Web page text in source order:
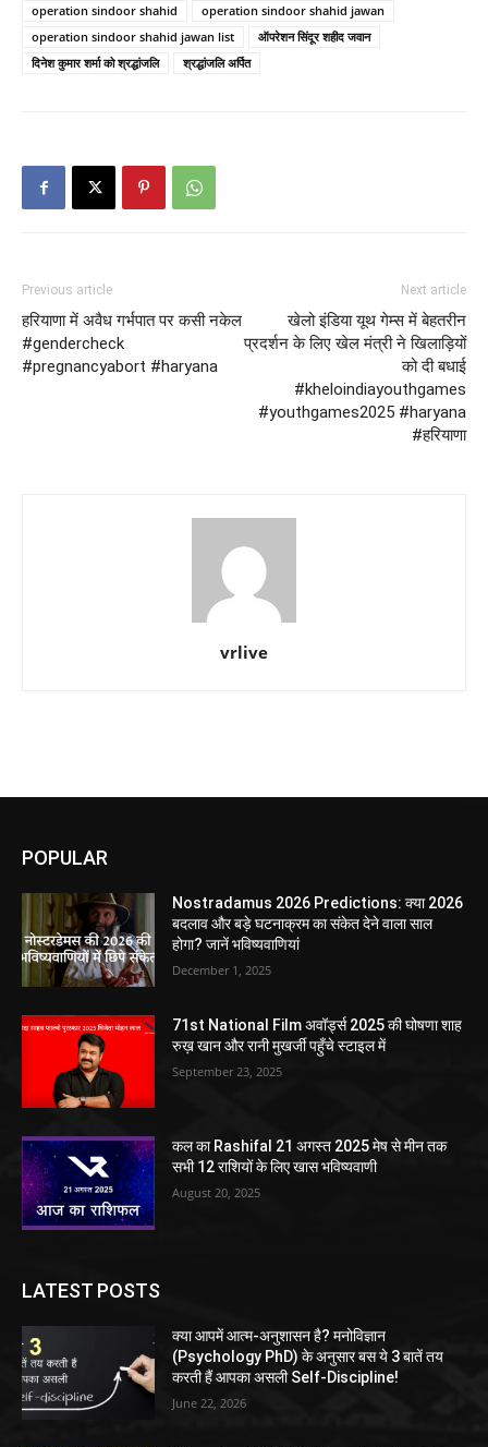
operation sindoor shahid
operation sindoor shahid jawan
operation sindoor shahid jawan list
ऑपरेशन सिंदूर शहीद जवान
दिनेश कुमार शर्मा को श्रद्धांजलि
श्रद्धांजलि अर्पित
Previous article
हरियाणा में अवैध गर्भपात पर कसी नकेल
#gendercheck
#pregnancyabort #haryana
Next article
खेलो इंडिया यूथ गेम्स में बेहतरीन
प्रदर्शन के लिए खेल मंत्री ने खिलाड़ियों
को दी बधाई
#kheloindiayouthgames
#youthgames2025 #haryana
#हरियाणा
vrlive
POPULAR
Nostradamus 2026 Predictions: क्या 2026
बदलाव और बड़े घटनाक्रम का संकेत देने वाला साल
होगा? जानें भविष्यवाणियां
December 1, 2025
71st National Film अवॉर्ड्स 2025 की घोषणा शाह
रुख़ खान और रानी मुखर्जी पहुँचे स्टाइल में
September 23, 2025
कल का Rashifal 21 अगस्त 2025 मेष से मीन तक
सभी 12 राशियों के लिए खास भविष्यवाणी
August 20, 2025
LATEST POSTS
क्या आपमें आत्म-अनुशासन है? मनोविज्ञान
(Psychology PhD) के अनुसार बस ये 3 बातें तय
करती हैं आपका असली Self-Discipline!
June 22, 2026